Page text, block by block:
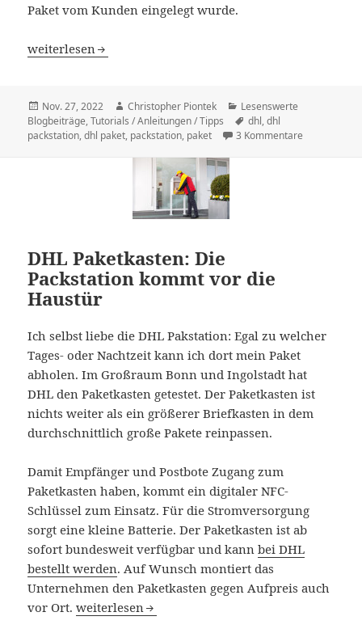
Paket vom Kunden eingelegt wurde.
Ohne Drucker die DHL Packstation nutzen? Lieber nicht!
weiterlesen
Veröffentlicht
am
Nov. 27, 2022 Autor
Christopher Piontek Kategorien
Lesenswerte
Blogbeiträge,Tutorials / Anleitungen / Tipps Schlagwörter
dhl,dhl
packstation,dhl paket, packstation, paket 3 Kommentare
DHL Paketkasten: Die
Packstation kommt vor die
Haustür
Ich selbst liebe die DHL Pakstation: Egal zu welcher
Tages- oder Nachtzeit kann ich dort mein Paket
abholen. Im Großraum Bonn und Ingolstadt hat
DHL den Paketkasten getestet. Der Paketkasten ist
nichts weiter als ein größerer Briefkasten in dem
durchschnittlich große Pakete reinpassen.
Damit Empfänger und Postbote Zugang zum
Paketkasten haben, kommt ein digitaler NFC-
Schlüssel zum Einsatz. Für die Stromversorgung
sorgt eine kleine Batterie. Der Paketkasten ist ab
sofort bundesweit verfügbar und kannbei DHL
bestellt werden. Auf Wunsch montiert das
Unternehmen den Paketkasten gegen Aufpreis auch
vor Ort.DHL Paketkasten: Die Packstation kommt vor
weiterlesen